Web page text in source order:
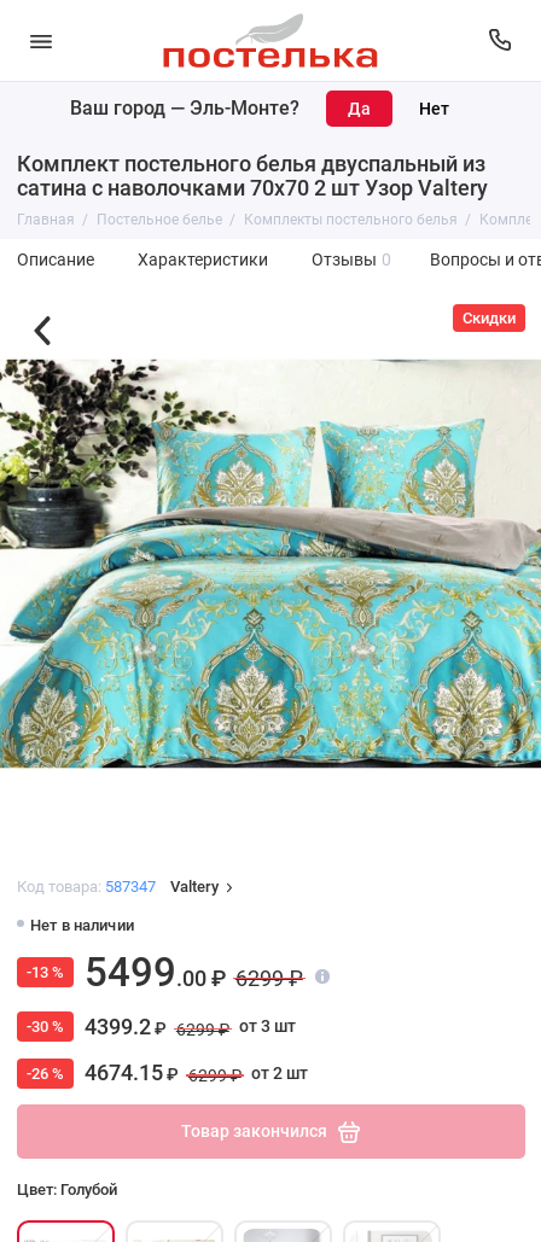
Ваш город — Эль-Монте?
Комплект постельного белья двуспальный из
сатина с наволочками 70х70 2 шт Узор Valtery
Главная Постельное белье Комплекты постельного белья
Описание Характеристики Отзывы 0 Вопросы и
Скидки
Код товара: 587347 Valtery
Нет в наличии
-13 % 5499.00 ₽ 6299 ₽
-30 % 4399.2₽ 6299 ₽ от 3 шт
-26 % 4674.15₽ 6299 ₽ от 2 шт
Товар закончился
Цвет: Голубой